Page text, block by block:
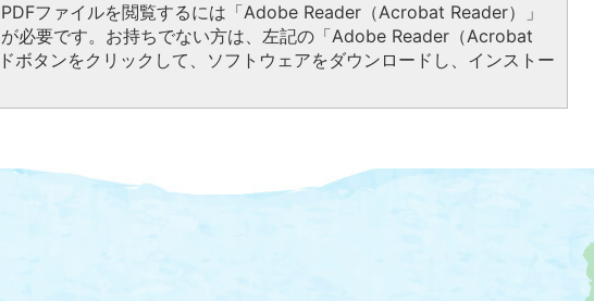
PDFファイルを閲覧するには「Adobe Reader（Acrobat Reader）」
が必要です。お持ちでない方は、左記の「Adobe Reader（Acrobat
ボタンをクリックして、ソフトウェアをダウンロードし、インストー